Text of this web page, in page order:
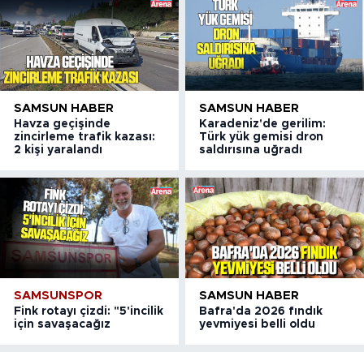
SAMSUN HABER
Havza geçişinde
zincirleme trafik kazası:
2 kişi yaralandı
SAMSUN HABER
Karadeniz'de gerilim:
Türk yük gemisi dron
saldırısına uğradı
SAMSUNSPOR
Fink rotayı çizdi: "5'incilik
için savaşacağız
SAMSUN HABER
Bafra'da 2026 fındık
yevmiyesi belli oldu